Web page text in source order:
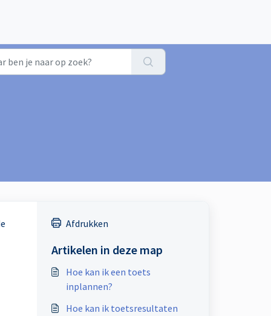
Afdrukken
Artikelen in deze map
Hoe kan ik een toets
inplannen?
Hoe kan ik toetsresultaten